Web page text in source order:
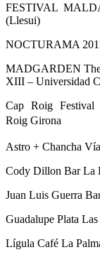
FESTIVAL
(Llesui)
NOCTURAMA
MADGARDEN The
XIII – Universidad
Cap Roig Festival
Roig Girona
Astro + Chancha
Cody Dillon Bar La
Juan Luis Guerra
Guadalupe Plata
Lígula Café La